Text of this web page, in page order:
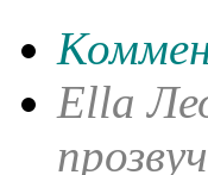
Ella